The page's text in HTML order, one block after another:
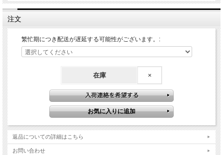
注文
繁忙期につき配送が遅延する可能性がございます。:
在庫 ×
返品についての詳細はこちら
お問い合わせ